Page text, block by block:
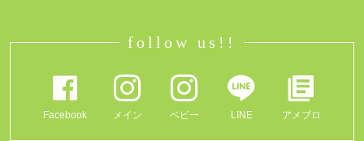
follow us!!
Facebook メイン ベビー LINE アメブロ